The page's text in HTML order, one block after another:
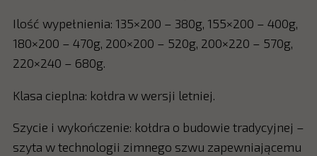
Ilość wypełnienia: 135×200 – 380g, 155×200 – 400g,
180×200 – 470g, 200×200 – 520g, 200×220 – 570g,
220×240 – 680g.
Klasa cieplna: kołdra w wersji letniej.
Szycie i wykończenie: kołdra o budowie tradycyjnej –
szyta w technologii zimnego szwu zapewniającemu